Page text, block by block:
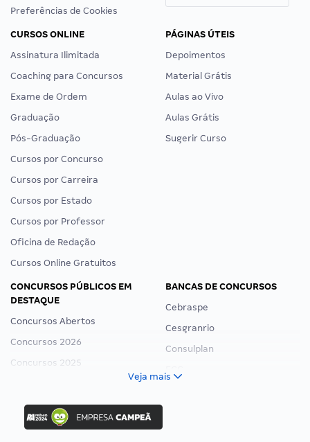
Preferências de Cookies
CURSOS ONLINE
Assinatura Ilimitada
Coaching para Concursos
Exame de Ordem
Graduação
Pós-Graduação
Cursos por Concurso
Cursos por Carreira
Cursos por Estado
Cursos por Professor
Oficina de Redação
Cursos Online Gratuitos
PÁGINAS ÚTEIS
Depoimentos
Material Grátis
Aulas ao Vivo
Aulas Grátis
Sugerir Curso
CONCURSOS PÚBLICOS EM
DESTAQUE
Concursos Abertos
Concursos 2026
Concursos 2025
Concurso Ibama
Concurso MPU
BANCAS DE CONCURSOS
Cebraspe
Cesgranrio
Consulplan
Veja mais